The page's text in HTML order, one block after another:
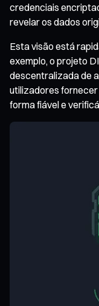
credenciais
revelar os dados
Esta visão está
exemplo, o projeto
descentralizada de
utilizadores
forma fiável e